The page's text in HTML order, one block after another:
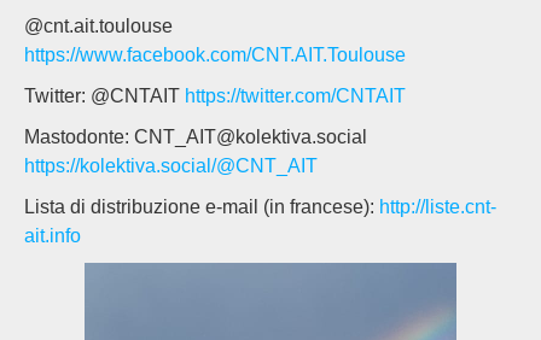
@cnt.ait.toulouse
https://www.facebook.com/CNT.AIT.Toulouse
Twitter: @CNTAIT https://twitter.com/CNTAIT
Mastodonte: CNT_AIT@kolektiva.social
https://kolektiva.social/@CNT_AIT
Lista di distribuzione e-mail (in francese): http://liste.cnt-
ait.info